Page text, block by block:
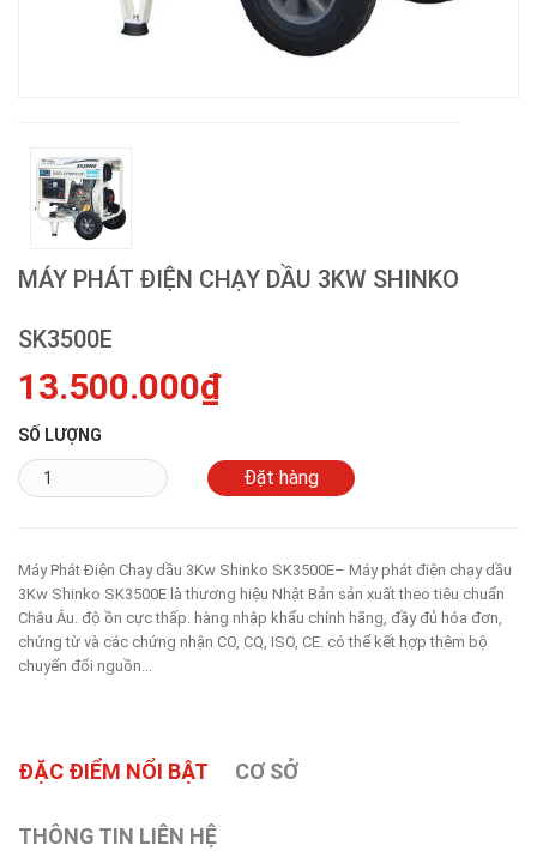
MÁY PHÁT ĐIỆN CHẠY DẦU 3KW SHINKO
SK3500E
13.500.000₫
SỐ LƯỢNG
Máy Phát Điện Chạy dầu 3Kw Shinko SK3500E– Máy phát điện chạy dầu
3Kw Shinko SK3500E là thương hiệu Nhật Bản sản xuất theo tiêu chuẩn
Châu Âu. độ ồn cực thấp. hàng nhập khẩu chính hãng, đầy đủ hóa đơn,
chứng từ và các chứng nhận CO, CQ, ISO, CE. có thể kết hợp thêm bộ
chuyển đổi nguồn...
ĐẶC ĐIỂM NỔI BẬT CƠ SỞ
THÔNG TIN LIÊN HỆ